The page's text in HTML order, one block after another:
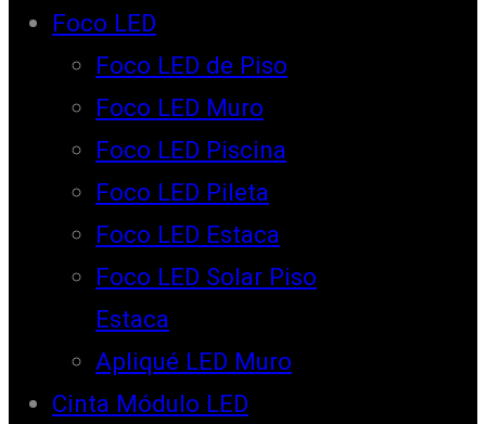
Foco LED
Foco LED de Piso
Foco LED Muro
Foco LED Piscina
Foco LED Pileta
Foco LED Estaca
Foco LED Solar Piso
Estaca
Apliqué LED Muro
Cinta Módulo LED